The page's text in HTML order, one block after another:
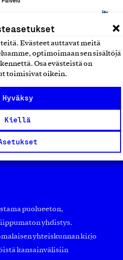
Evästeet auttavat meitä
optimoimaan sen sisältöjä
Osa evästeistä on
toimisivat oikein.
Hyväksy
Kiellä
ketjun
-
puolueeton,
yhdistys.
yhteiskunnan kirjo
kansainvälisiin